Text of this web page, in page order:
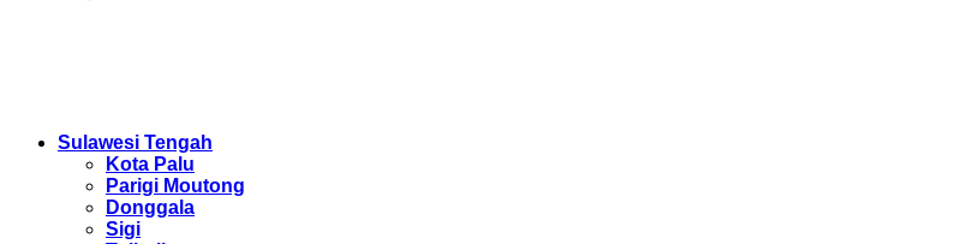
Sulawesi Tengah
Kota Palu
Parigi Moutong
Donggala
Sigi